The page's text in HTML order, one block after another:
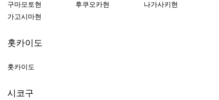
구마모토현
후쿠오카현
나가사키현
가고시마현
홋카이도
홋카이도
시코구